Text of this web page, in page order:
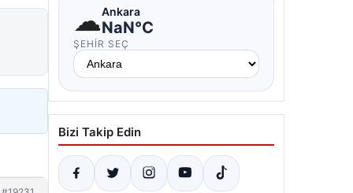
☁Ankara
NaN°C
ŞEHIR SEÇ
Bizi Takip Edin